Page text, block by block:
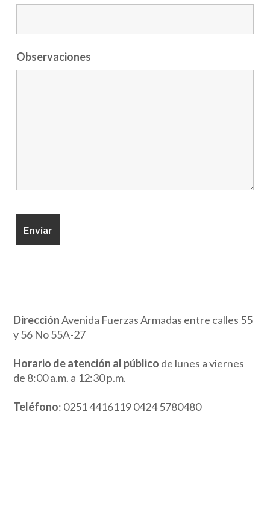
Observaciones
DirecciónAvenida Fuerzas Armadas entre calles 55
y 56 No 55A-27
Horario de atención al público de lunes a viernes
de 8:00 a.m. a 12:30 p.m.
Teléfono: 0251 4416119 0424 5780480